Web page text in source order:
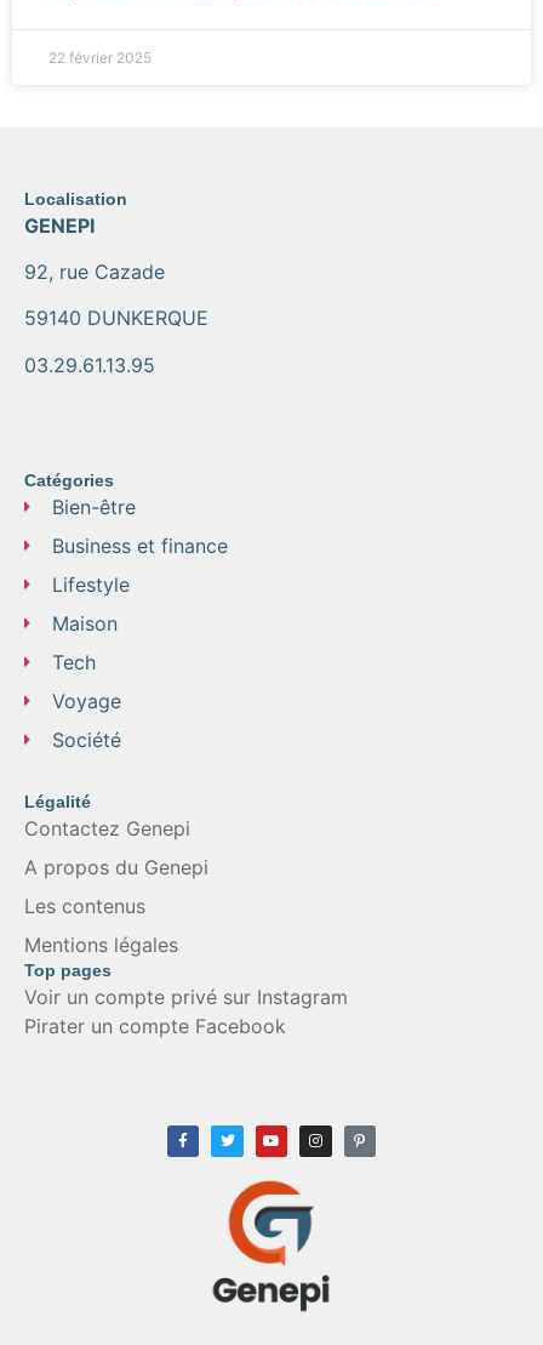
22 février 2025
Localisation
GENEPI
92, rue Cazade
59140 DUNKERQUE
03.29.61.13.95
Catégories
Bien-être
Business et finance
Lifestyle
Maison
Tech
Voyage
Société
Légalité
Contactez Genepi
A propos du Genepi
Les contenus
Mentions légales
Top pages
Voir un compte privé sur Instagram
Pirater un compte Facebook